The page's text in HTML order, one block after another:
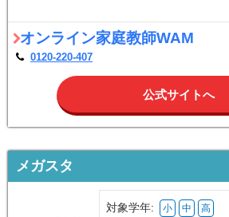
オンライン家庭教師WAM
0120-220-407
公式サイトへ
メガスタ
対象学年: 小 中 高